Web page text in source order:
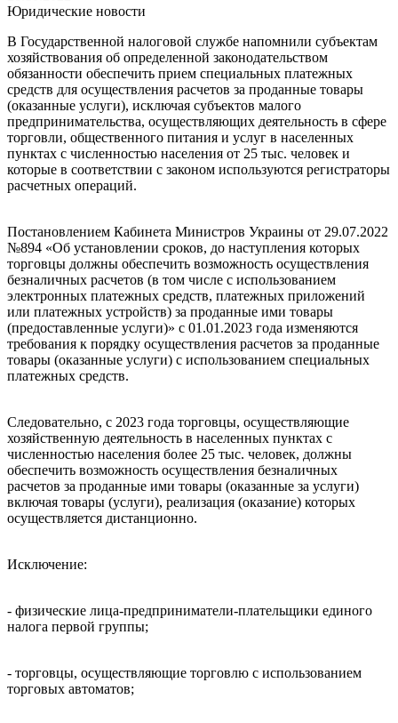
Юридические новости
В Государственной налоговой службе напомнили субъектам
хозяйствования об определенной законодательством
обязанности обеспечить прием специальных платежных
средств для осуществления расчетов за проданные товары
(оказанные услуги), исключая субъектов малого
предпринимательства, осуществляющих деятельность в сфере
торговли, общественного питания и услуг в населенных
пунктах с численностью населения от 25 тыс. человек и
которые в соответствии с законом используются регистраторы
расчетных операций.
Постановлением Кабинета Министров Украины от 29.07.2022
№894 «Об установлении сроков, до наступления которых
торговцы должны обеспечить возможность осуществления
безналичных расчетов (в том числе с использованием
электронных платежных средств, платежных приложений
или платежных устройств) за проданные ими товары
(предоставленные услуги)» с 01.01.2023 года изменяются
требования к порядку осуществления расчетов за проданные
товары (оказанные услуги) с использованием специальных
платежных средств.
Следовательно, с 2023 года торговцы, осуществляющие
хозяйственную деятельность в населенных пунктах с
численностью населения более 25 тыс. человек, должны
обеспечить возможность осуществления безналичных
расчетов за проданные ими товары (оказанные за услуги)
включая товары (услуги), реализация (оказание) которых
осуществляется дистанционно.
Исключение:
- физические лица-предприниматели-плательщики единого
налога первой группы;
- торговцы, осуществляющие торговлю с использованием
торговых автоматов;